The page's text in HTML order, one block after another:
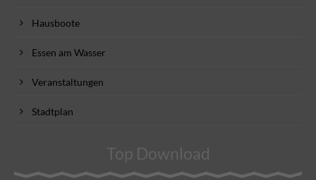
Hausboote
Essen am Wasser
Veranstaltungen
Stadtplan
Top Download